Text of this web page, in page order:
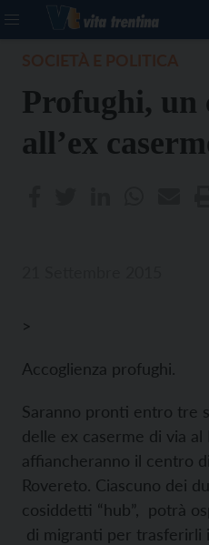
Profughi, un
all’ex
>
Accoglienza profughi.
Saranno pronti entro tre
delle ex caserme di via
affiancheranno il centro
Rovereto. Ciascuno dei
cosiddetti “hub”, potrà
di migranti per trasferirli